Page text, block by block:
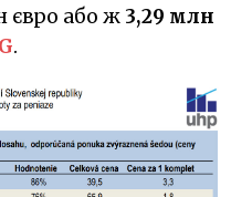
євро або ж 3,29 млн
.